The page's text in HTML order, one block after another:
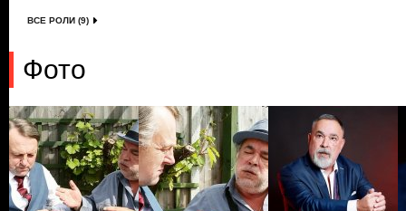
ВСЕ РОЛИ (9)
Фото